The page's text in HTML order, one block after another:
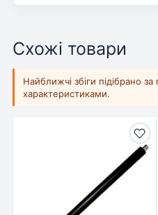
Схожі товари
Найближчі збіги підібрано
характеристиками.